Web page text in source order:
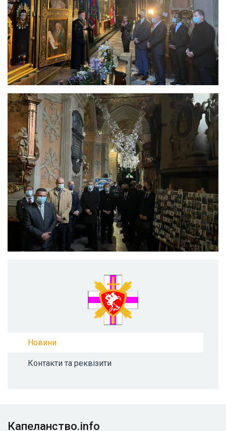
Новини
Контакти та реквізити
Капеланство.info